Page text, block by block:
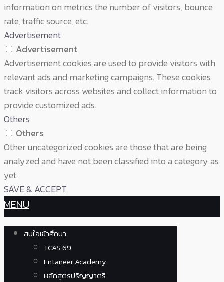
information on metrics the number of visitors, bounce
rate, traffic source, etc.
Advertisement
Advertisement
Advertisement cookies are used to provide visitors with
relevant ads and marketing campaigns. These cookies
track visitors across websites and collect information to
provide customized ads.
Others
Others
Other uncategorized cookies are those that are being
analyzed and have not been classified into a category as
yet.
SAVE & ACCEPT
MENU
สนใจเข้าศึกษา
TCAS 69
Entaneer Academy
หลักสูตรปริญญาตรี